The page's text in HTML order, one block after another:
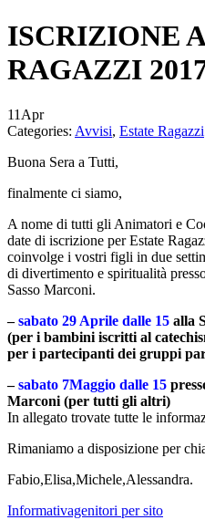
ISCRIZIONE
RAGAZZI
11 Apr
Categories: Avvisi, Estate Ragazzi
Buona Sera a Tutti,
finalmente ci siamo,
A nome di tutti gli Animatori e
date di iscrizione per Estate
coinvolge i vostri figli in due
di divertimento e spiritualità
Sasso Marconi.
–sabato 29 Aprile dalle 15 alla
(per i bambini iscritti al
per i partecipanti dei gruppi
–sabato 7Maggio dalle 15 p
Marconi (per tutti gli altri)
In allegato trovate tutte le
Rimaniamo a disposizione per
Fabio,Elisa,Michele,Alessandra.
Informativagenitori per sito